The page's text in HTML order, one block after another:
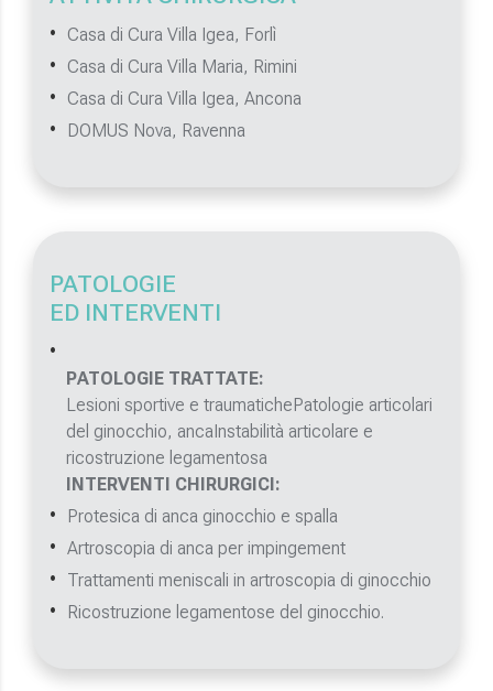
Casa di Cura Villa Igea, Forlì
Casa di Cura Villa Maria, Rimini
Casa di Cura Villa Igea, Ancona
DOMUS Nova, Ravenna
PATOLOGIE
ED INTERVENTI
PATOLOGIE TRATTATE:
Lesioni sportive e traumatichePatologie articolari
del ginocchio, ancaInstabilità articolare e
ricostruzione legamentosa
INTERVENTI CHIRURGICI:
Protesica di anca ginocchio e spalla
Artroscopia di anca per impingement
Trattamenti meniscali in artroscopia di ginocchio
Ricostruzione legamentose del ginocchio.